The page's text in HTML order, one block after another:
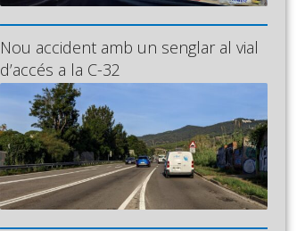
Nou accident amb un senglar al vial
d’accés a la C-32